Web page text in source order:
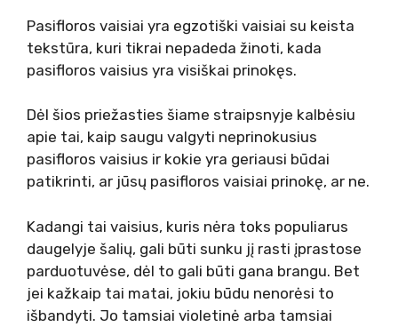
Pasifloros vaisiai yra egzotiški vaisiai su keista
tekstūra, kuri tikrai nepadeda žinoti, kada
pasifloros vaisius yra visiškai prinokęs.
Dėl šios priežasties šiame straipsnyje kalbėsiu
apie tai, kaip saugu valgyti neprinokusius
pasifloros vaisius ir kokie yra geriausi būdai
patikrinti, ar jūsų pasifloros vaisiai prinokę, ar ne.
Kadangi tai vaisius, kuris nėra toks populiarus
daugelyje šalių, gali būti sunku jį rasti įprastose
parduotuvėse, dėl to gali būti gana brangu. Bet
jei kažkaip tai matai, jokiu būdu nenorėsi to
išbandyti. Jo tamsiai violetinė arba tamsiai